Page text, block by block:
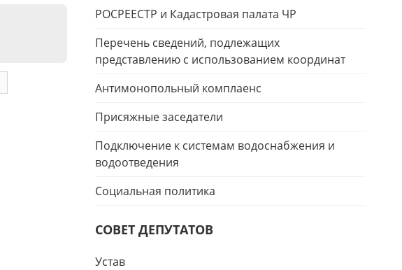
РОСРЕЕСТР и Кадастровая палата ЧР
Перечень сведений, подлежащих
представлению с использованием координат
Антимонопольный комплаенс
Присяжные заседатели
Подключение к системам водоснабжения и
водоотведения
Социальная политика
СОВЕТ ДЕПУТАТОВ
Устав